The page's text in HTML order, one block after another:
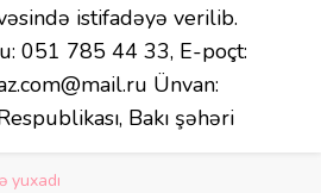
istifadəyə verilib.
051 785 44 33, E-poçt:
Ünvan:
Bakı şəhəri
yuxadı